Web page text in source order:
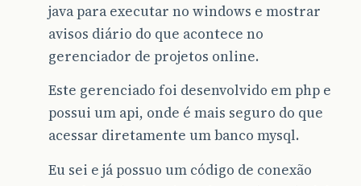
java para executar no windows e mostrar
avisos diário do que acontece no
gerenciador de projetos online.
Este gerenciado foi desenvolvido em php e
possui um api, onde é mais seguro do que
acessar diretamente um banco mysql.
Eu sei e já possuo um código de conexão